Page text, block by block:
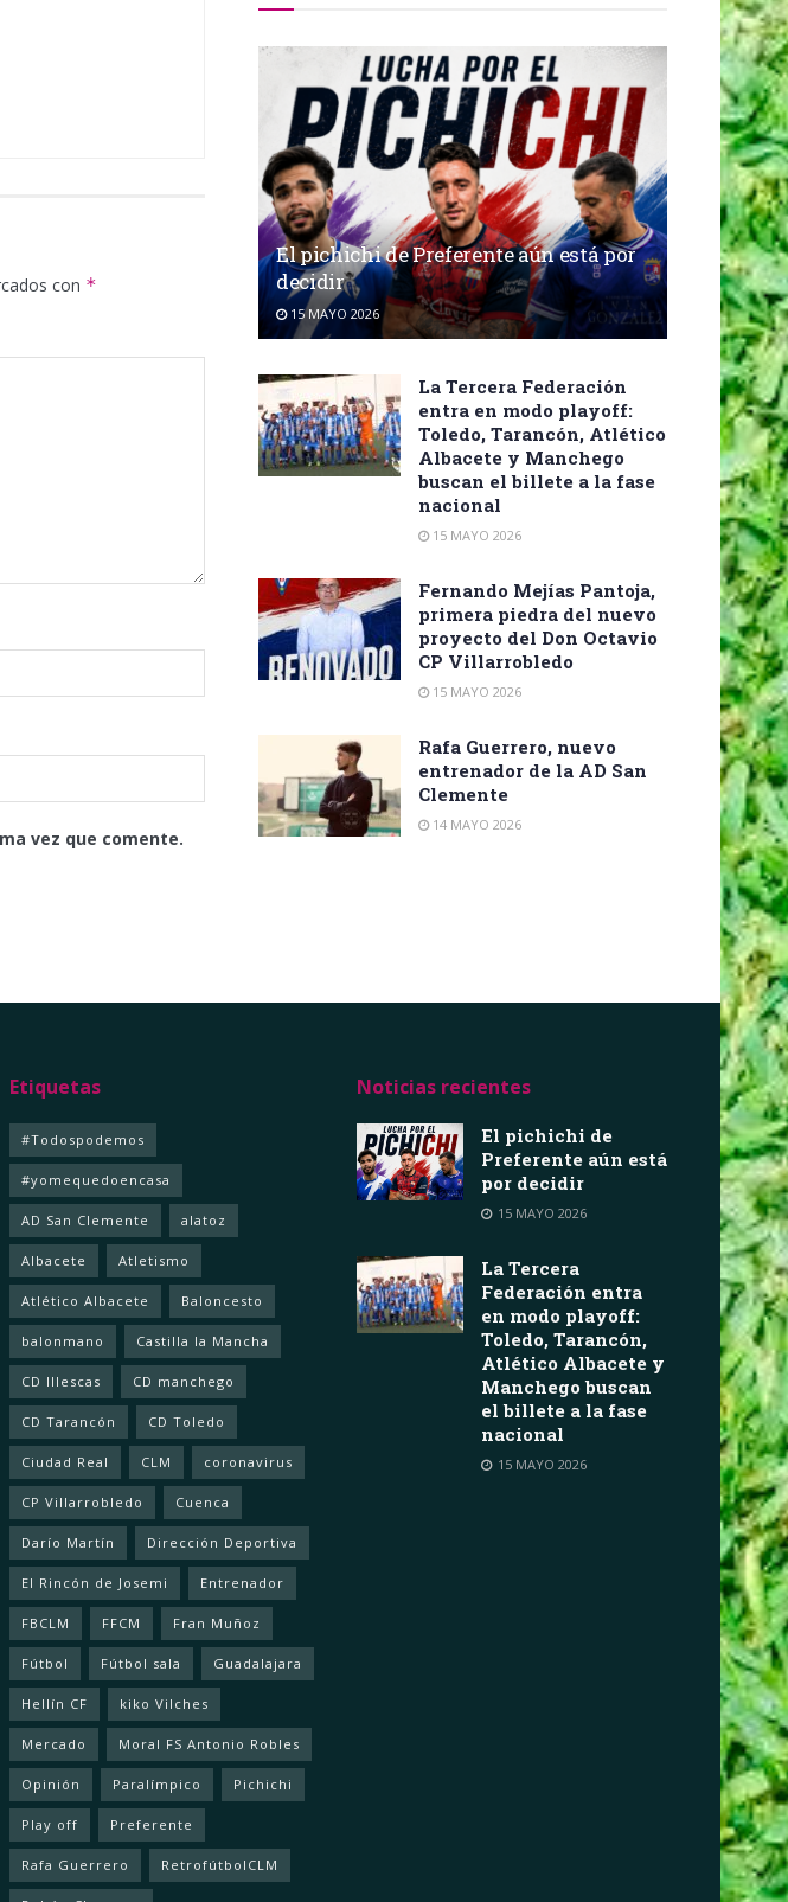
con *
vez que comente.
El pichichi de Preferente aún está por
decidir
15 MAYO 2026
La Tercera Federación
entra en modo playoff:
Toledo, Tarancón, Atlético
Albacete y Manchego
buscan el billete a la fase
nacional
15 MAYO 2026
Fernando Mejías Pantoja,
primera piedra del nuevo
proyecto del Don Octavio
CP Villarrobledo
15 MAYO 2026
Rafa Guerrero, nuevo
entrenador de la AD San
Clemente
14 MAYO 2026
Etiquetas
#Todospodemos
#yomequedoencasa
AD San Clemente alatoz
Albacete Atletismo
Atlético Albacete Baloncesto
balonmano Castilla la Mancha
CD Illescas CD manchego
CD Tarancón CD Toledo
Ciudad Real CLM coronavirus
CP Villarrobledo Cuenca
Darío Martín Dirección Deportiva
El Rincón de Josemi Entrenador
FBCLM FFCM Fran Muñoz
Fútbol Fútbol sala Guadalajara
Hellín CF kiko Vilches
Mercado Moral FS Antonio Robles
Opinión Paralímpico Pichichi
Play off Preferente
Rafa Guerrero RetrofútbolCLM
Noticias recientes
El pichichi de
Preferente aún está
por decidir
15 MAYO 2026
La Tercera
Federación entra
en modo playoff:
Toledo, Tarancón,
Atlético Albacete y
Manchego buscan
el billete a la fase
nacional
15 MAYO 2026